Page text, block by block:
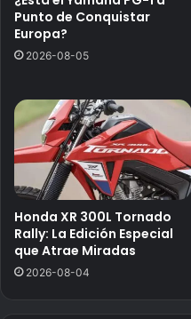
Punto de Conquistar
Europa?
2026-08-05
Honda XR 300L Tornado
Rally: La Edición Especial
que Atrae Miradas
2026-08-04